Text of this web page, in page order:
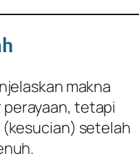
makna
perayaan, tetapi
setelah